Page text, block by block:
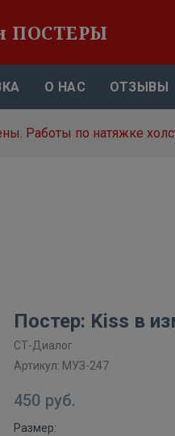
ПОСТЕРЫ
О НАС ОТЗЫВЫ
Работы по натяжке
Постер: Kiss в
СТ-Диалог
Артикул: МУЗ-247
450 руб.
Размер: